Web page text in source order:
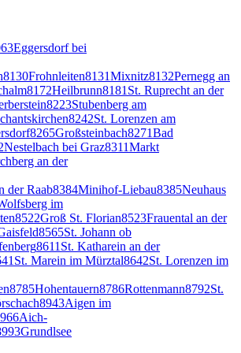
Eggersdorf bei
8130Frohnleiten8131Mixnitz8132Pernegg an
8172Heilbrunn8181 St. Ruprecht an der
8223Stubenberg am
8242St. Lorenzen am
8265Großsteinbach8271Bad
Nestelbach bei Graz8311Markt
an der
der Raab8384Minihof-Liebau8385Neuhaus
im
8522Groß St. Florian8523Frauental an der
8565St. Johann ob
8611 St. Katharein an der
St. Marein im Mürztal8642St. Lorenzen im
8785Hohentauern8786Rottenmann8792St.
8943Aigen im
Aich-
Grundlsee